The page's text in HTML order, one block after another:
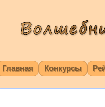
Главная Конкурсы